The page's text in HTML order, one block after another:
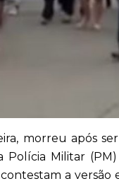
morreu após
Polícia Militar
a versão